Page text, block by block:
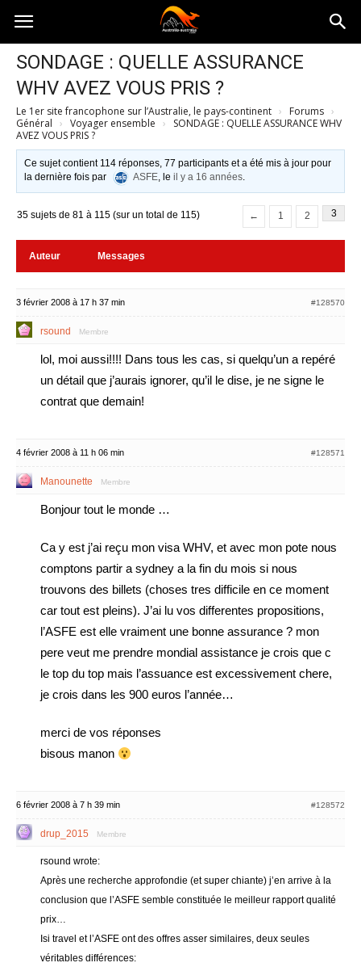
Australia-
australie.com
SONDAGE : QUELLE ASSURANCE
WHV AVEZ VOUS PRIS ?
Le 1er site francophone sur l’Australie, le pays-continent › Forums ›
Général › Voyager ensemble ›
SONDAGE : QUELLE ASSURANCE WHV
AVEZ VOUS PRIS ?
Ce sujet contient 114 réponses, 77 participants et a été mis à jour pour
la dernière fois par
ASFE, leil y a 16 années.
35 sujets de 81 à 115 (sur un total de 115) ← 1 2 3
Auteur Messages
3 février 2008 à 17 h 37 min #128570
rsound Membre
lol, moi aussi!!!! Dans tous les cas, si quelqu’un a repéré
un détail que j’aurais ignorer, qu’il le dise, je ne signe le
contrat que demain!
4 février 2008 à 11 h 06 min #128571
Manounette Membre
Bonjour tout le monde …
Ca y est j’ai reçu mon visa WHV, et avec mon pote nous
comptons partir a sydney a la fin du mois si nous
trouvons des billets (choses tres difficile en ce moment
car tout est pleins). J’ai lu vos differentes propositions,
l’ASFE est elle vraiment une bonne assurance ? mon
pere veut me prendre mondial assistance je crois que c
le top du top mais l’assuance est excessivement chere,
je crois dans les 900 euros l’année…
merci de vos réponses
bisous manon
6 février 2008 à 7 h 39 min #128572
drup_2015 Membre
rsound wrote:
Après une recherche approfondie (et super chiante) j’en arrive à la
conclusion que l’ASFE semble constituée le meilleur rapport qualité
prix…
Isi travel et l’ASFE ont des offres asser similaires, deux seules
véritables différences: